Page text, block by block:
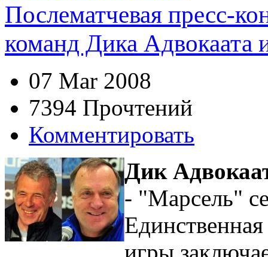
Послематчевая пресс-
команд Дика Адвокаата
07 Mar 2008
7394 Прочтений
Комментировать
Дик
- "Марсель"